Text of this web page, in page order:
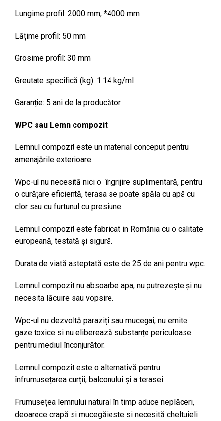
Lungime profil: 2000 mm, *4000 mm
Lățime profil: 50 mm
Grosime profil: 30 mm
Greutate specifică (kg): 1.14 kg/ml
Garanție: 5 ani de la producător
WPC sau Lemn compozit
Lemnul compozit este un material conceput pentru
amenajările exterioare.
Wpc-ul nu necesită nici o îngrijire suplimentară, pentru
o curățare eficientă, terasa se poate spăla cu apă cu
clor sau cu furtunul cu presiune.
Lemnul compozit este fabricat in România cu o calitate
europeană, testată și sigură.
Durata de viată asteptată este de 25 de ani pentru wpc.
Lemnul compozit nu absoarbe apa, nu putrezește și nu
necesita lăcuire sau vopsire.
Wpc-ul nu dezvoltă paraziți sau mucegai, nu emite
gaze toxice si nu eliberează substanțe periculoase
pentru mediul înconjurător.
Lemnul compozit este o alternativă pentru
înfrumusețarea curții, balconului și a terasei.
Frumusețea lemnului natural în timp aduce neplăceri,
deoarece crapă si mucegăieste si necesită cheltuieli